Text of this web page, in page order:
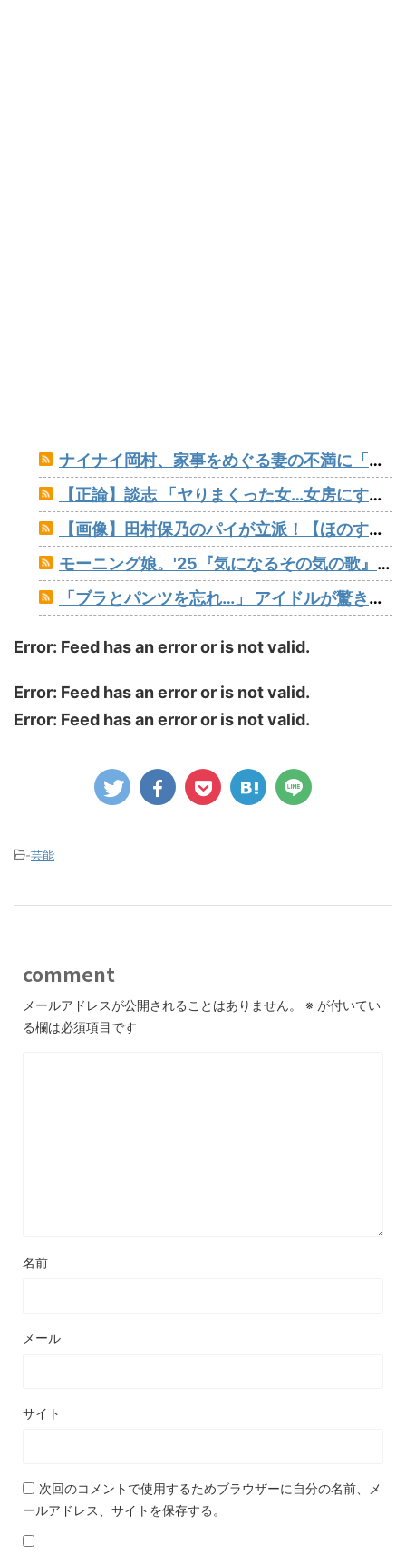
ナイナイ岡村、家事をめぐる妻の不満に「言ってくれたら済む話やん」になるみ「バイトやったらクビやで」説教受け黙り込む
【正論】談志 「ヤりまくった女…女房にする？」たけし 「…しないだろうねぇ、やっぱ」
【画像】田村保乃のパイが立派！【ほのす】【櫻坂46】
モーニング娘。'25『気になるその気の歌』ってガチで名曲だと思うんだけど
「ブラとパンツを忘れ…」 アイドルが驚きの姿でライブ出演報告
Error: Feed has an error or is not valid.
Error: Feed has an error or is not valid.
Error: Feed has an error or is not valid.
-芸能
comment
メールアドレスが公開されることはありません。 ※ が付いてい
る欄は必須項目です
名前
メール
サイト
次回のコメントで使用するためブラウザーに自分の名前、メ
ールアドレス、サイトを保存する。